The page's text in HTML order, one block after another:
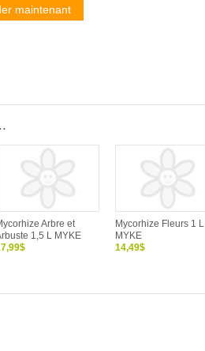
maintenant
Arbre et
1,5 L MYKE
Mycorhize Fleurs 1 L
MYKE
14,49$